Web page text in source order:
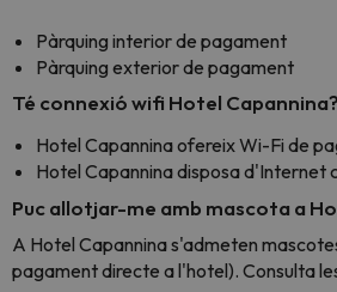
Pàrquing interior de pagament
Pàrquing exterior de pagament
Té connexió wifi Hotel Capannina?
Hotel Capannina ofereix Wi-Fi de
Hotel Capannina disposa d'Internet
Puc allotjar-me amb mascota a
A Hotel Capannina s'admeten
pagament directe a l'hotel). Consulta